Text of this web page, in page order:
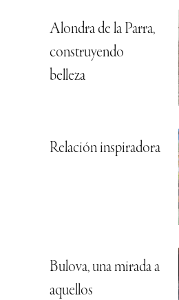
Alondra de la Parra,
construyendo
belleza
Relación inspiradora
Bulova, una mirada a
aquellos